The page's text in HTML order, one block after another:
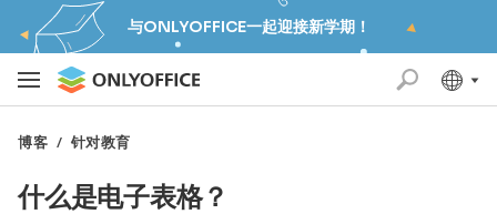
与ONLYOFFICE一起迎接新学期！
博客 / 针对教育
什么是电子表格？